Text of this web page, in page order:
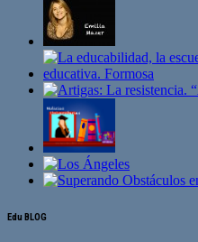
Edu BLOG